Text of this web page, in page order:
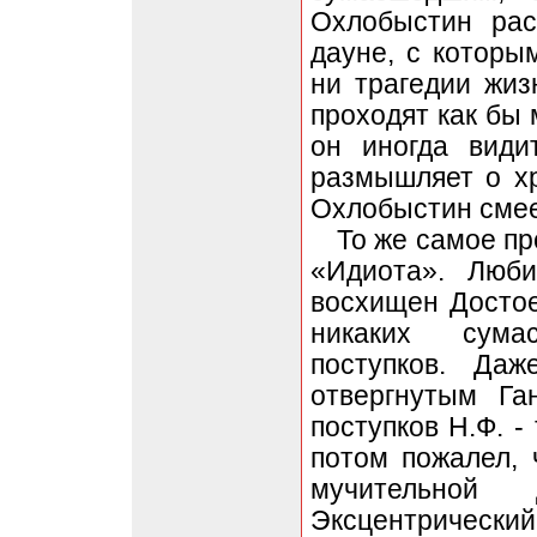
Охлобыстин
дауне, с
ни трагедии
проходят как бы
он иногда
размышляет о
Охлобыстин
То же самое
«Идиота».
восхищен
никаких
поступков.
отвергнутым
поступков Н.Ф. -
потом пожалел,